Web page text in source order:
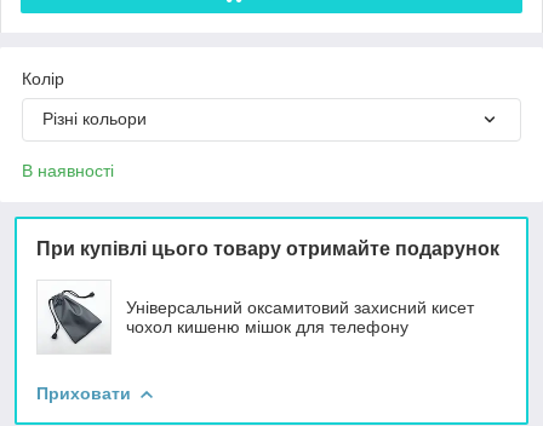
Колір
Різні кольори
В наявності
При купівлі цього товару отримайте подарунок
Універсальний оксамитовий захисний кисет
чохол кишеню мішок для телефону
Приховати